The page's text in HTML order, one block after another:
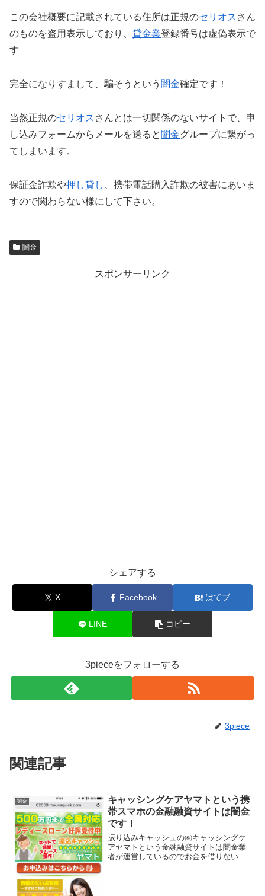
この会社概要に記載されている住所は正規のセリオス さん
のものを盗用表示しており、 貸金業登録番号は虚偽表示で
す
完全になりすまして、騙そうという 闇金確定です！
当然正規のセリオス さんとは一切関係のないサイトで、申
し込みフォームからメールを送ると 闇金グループに繋がっ
てしまいます。
保証金詐欺や押し貸し
、携帯電話購入詐欺の被害にあいま
すので関わらない様にして下さい。
闇金
スポンサーリンク
シェアする
X Facebook はてブ
LINE コピー
3pieceをフォローする
3piece
関連記事
闇金
キャッシングケアヤマトという携
帯スマホの金融融資サイトは闇金
です！
振り込みキャッシュの㈱キャッシングケ
アヤマトという金融融資サイトは闇金業
者が運営しているのでお金を借りないよ